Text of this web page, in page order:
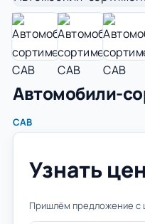
Автомобили-
САВ
Узнать
Пришлём предложение с